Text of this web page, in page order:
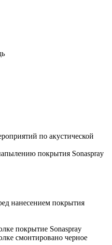
по акустической
покрытия Sonaspray
нанесением покрытия
покрытие Sonaspray
смонтировано черное